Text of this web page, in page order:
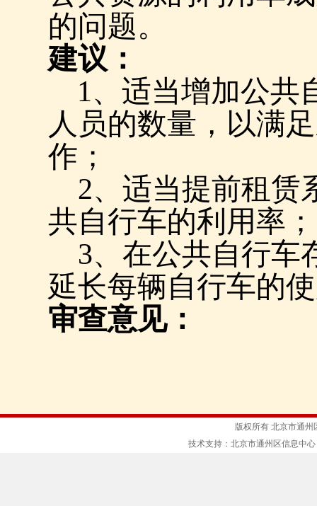
的问题。
建议：
1、适当增加公共
人员的数量，以满
作；
2、 适当提前租赁
共自行车的利用率；
3、在公共自行车
延长每辆自行车的
审查意见：
版权所有 北京市通州
技术支持：北京市通州区信息中心